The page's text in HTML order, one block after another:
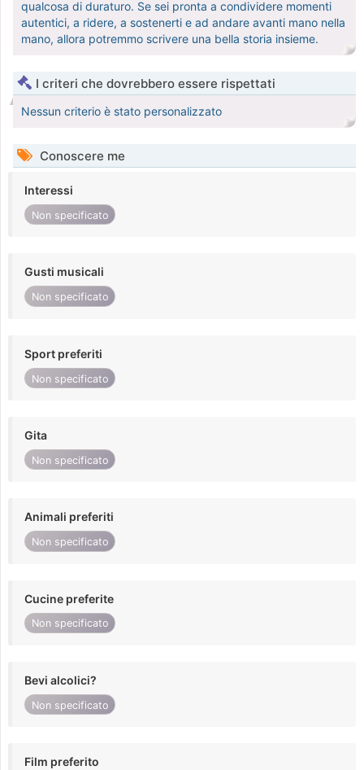
qualcosa di duraturo. Se sei pronta a condividere momenti
autentici, a ridere, a sostenerti e ad andare avanti mano nella
mano, allora potremmo scrivere una bella storia insieme.
I criteri che dovrebbero essere rispettati
Nessun criterio è stato personalizzato
Conoscere me
Interessi
Non specificato
Gusti musicali
Non specificato
Sport preferiti
Non specificato
Gita
Non specificato
Animali preferiti
Non specificato
Cucine preferite
Non specificato
Bevi alcolici?
Non specificato
Film preferito